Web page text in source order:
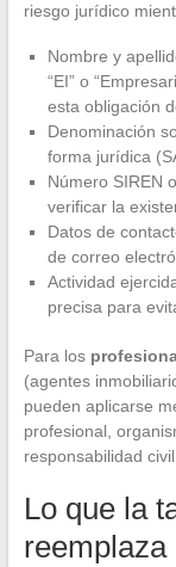
riesgo jurídico
Nombre y
“EI” o
esta obligación
Denominación
forma jurídica
Número SIREN
verificar la
Datos de
de correo
Actividad
precisa para
Para los
(agentes
pueden aplicarse
profesional,
responsabilidad
Lo que la
reemplaza